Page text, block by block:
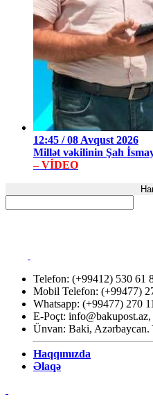
12:45 / 08 Avqust 2026
Millət vəkilinin Şah
– VİDEO
Telefon: (+99412) 530 61
Mobil Telefon: (+99477)
Whatsapp: (+99477) 270
E-Poçt: info@bakupost.az,
Ünvan: Baki, Azərbaycan.
Haqqımızda
Əlaqə